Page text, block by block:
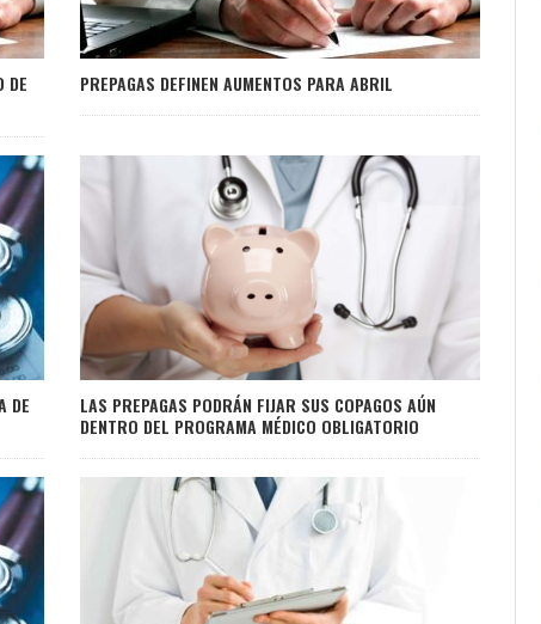
DE
PREPAGAS DEFINEN AUMENTOS PARA ABRIL
DE
LAS PREPAGAS PODRÁN FIJAR SUS COPAGOS AÚN
DENTRO DEL PROGRAMA MÉDICO OBLIGATORIO